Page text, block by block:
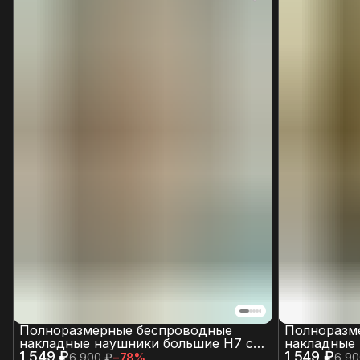
1 549 ₽6 900 ₽−78%
Полноразмерные беспроводные
накладные наушники большие H7 с
пассивным шумоподавлением и
1 549 ₽6